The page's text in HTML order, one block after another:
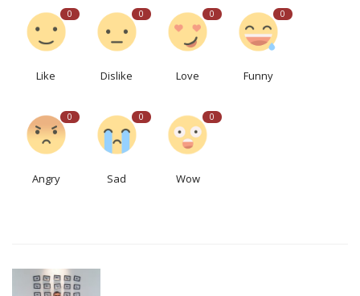
0
Like
0
Dislike
0
Love
0
Funny
0
Angry
0
Sad
0
Wow